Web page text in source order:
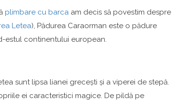
plimbare cu barca am decis să povestim despre
Letea), Pădurea Caraorman este o pădure
estul continentului european.
sunt lipsa lianei grecești și a viperei de stepă.
ei caracteristici magice. De pildă pe